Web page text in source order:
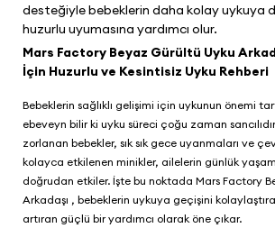
desteğiyle bebeklerin daha kolay uykuya
huzurlu uyumasına yardımcı olur.
Mars Factory Beyaz Gürültü Uyku
İçin Huzurlu ve Kesintisiz Uyku Rehberi
Bebeklerin sağlıklı gelişimi için uykunun önemi
ebeveyn bilir ki uyku süreci çoğu zaman
zorlanan bebekler, sık sık gece uyanmaları ve
kolayca etkilenen minikler, ailelerin günlük
doğrudan etkiler. İşte bu noktada Mars Factory
Arkadaşı , bebeklerin uykuya geçişini
artıran güçlü bir yardımcı olarak öne çıkar.